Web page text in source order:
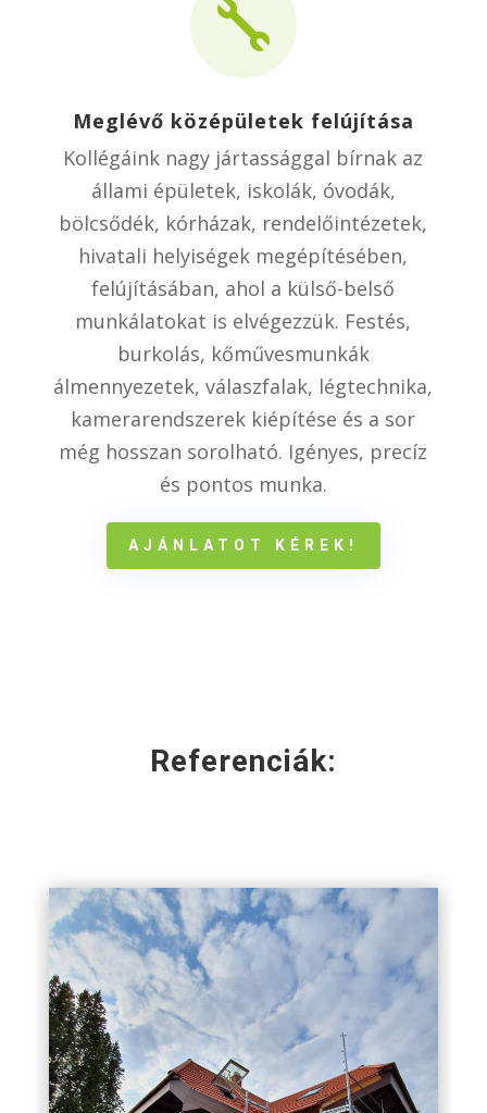

Meglévő középületek felújítása
Kollégáink nagy jártassággal bírnak az
állami épületek, iskolák, óvodák,
bölcsődék, kórházak, rendelőintézetek,
hivatali helyiségek megépítésében,
felújításában, ahol a külső-belső
munkálatokat is elvégezzük. Festés,
burkolás, kőművesmunkák
álmennyezetek, válaszfalak, légtechnika,
kamerarendszerek kiépítése és a sor
még hosszan sorolható. Igényes, precíz
és pontos munka.
AJÁNLATOT KÉREK!
Referenciák: